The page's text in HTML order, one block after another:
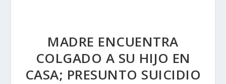
MADRE ENCUENTRA
COLGADO A SU HIJO EN
CASA; PRESUNTO SUICIDIO